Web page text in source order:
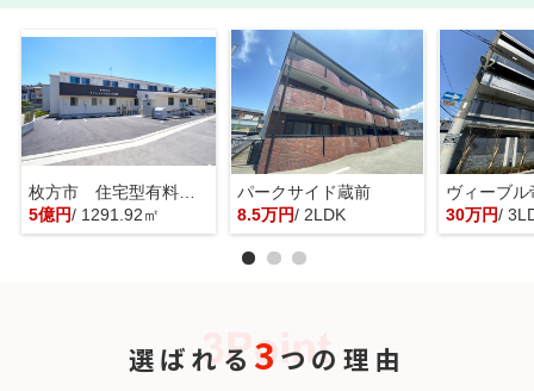
枚方市 住宅型有料老人ホーム 一棟貸し
5億円/ 1291.92㎡
パークサイド蔵前
8.5万円/ 2LDK
ヴィーブル
30万円/
選ばれる 3 つの理由